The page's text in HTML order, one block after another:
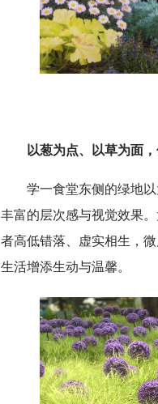
以葱为点、以草为面
学一食堂东侧的绿地
丰富的层次感与视觉效果
者高低错落、虚实相生，
生活增添生动与温馨。